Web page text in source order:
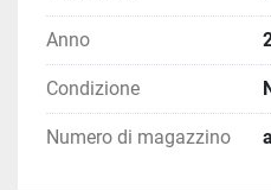
produttori.
Interveniamo su:
Macchine CNC
Macchine per
Impianti industriali
Anno
Condizione
Numero di magazzino